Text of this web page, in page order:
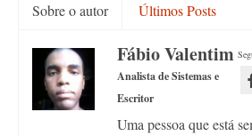
Sobre o autor Últimos Posts
Fábio Valentim
Analista de Sistemas e
Escritor
Uma pessoa que está